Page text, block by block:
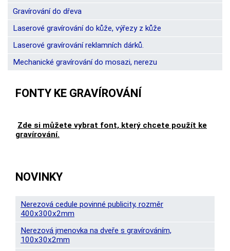
Gravírování do dřeva
Laserové gravírování do kůže, výřezy z kůže
Laserové gravírování reklamních dárků.
Mechanické gravírování do mosazi, nerezu
FONTY KE GRAVÍROVÁNÍ
Zde si můžete vybrat font, který chcete použít ke
gravírování.
NOVINKY
Nerezová cedule povinné publicity, rozměr
400x300x2mm
Nerezová jmenovka na dveře s gravírováním,
100x30x2mm